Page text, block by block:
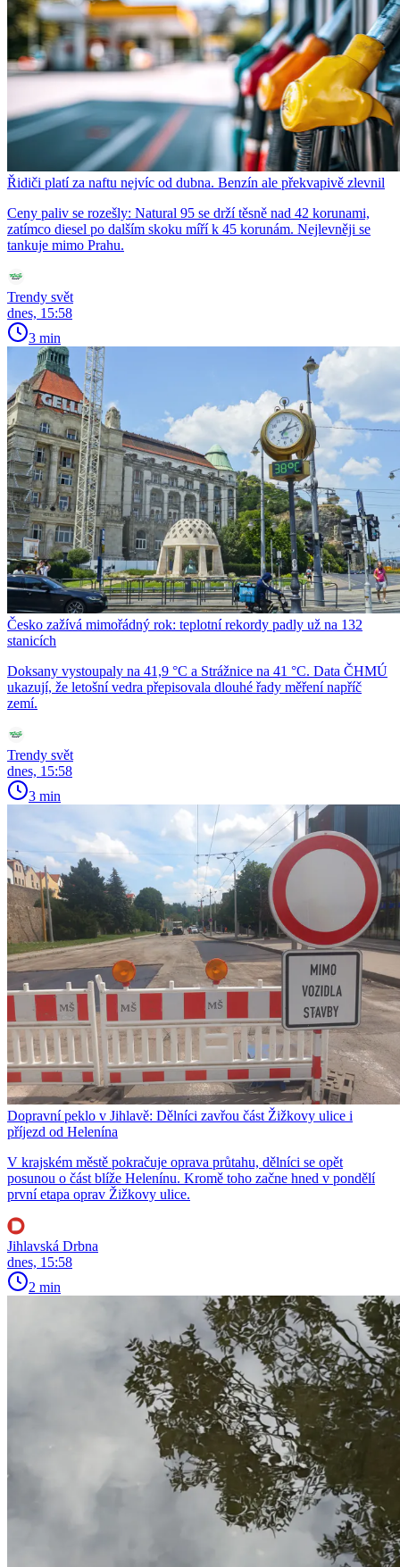
Řidiči platí za naftu nejvíc od dubna. Benzín ale překvapivě zlevnil
Ceny paliv se rozešly: Natural 95 se drží těsně nad 42 korunami,
zatímco diesel po dalším skoku míří k 45 korunám. Nejlevněji se
tankuje mimo Prahu.
Trendy svět
dnes, 15:58
3 min
Česko zažívá mimořádný rok: teplotní rekordy padly už na 132
stanicích
Doksany vystoupaly na 41,9 °C a Strážnice na 41 °C. Data ČHMÚ
ukazují, že letošní vedra přepisovala dlouhé řady měření napříč
zemí.
Trendy svět
dnes, 15:58
3 min
Dopravní peklo v Jihlavě: Dělníci zavřou část Žižkovy ulice i
příjezd od Helenína
V krajském městě pokračuje oprava průtahu, dělníci se opět
posunou o část blíže Helenínu. Kromě toho začne hned v pondělí
první etapa oprav Žižkovy ulice.
Jihlavská Drbna
dnes, 15:58
2 min